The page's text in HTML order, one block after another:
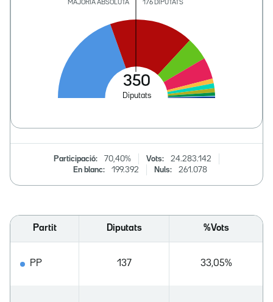
Participació: 70,40% Vots:
24.283.142
En blanc:
199.392 Nuls: 261.078
Partit Diputats %Vots
PP 137 33,05%